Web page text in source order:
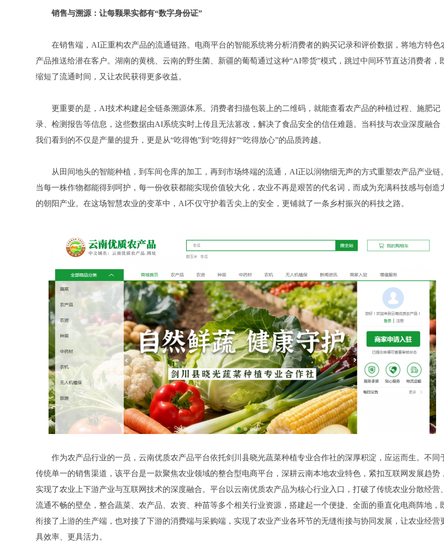
销售与溯源：让每颗果实都有“数字身份证”
在销售端，AI正重构农产品的流通链路。电商平台的智能系统将分析消费者的购买记录和评价数据，将地方特色
产品推送给潜在客户。湖南的黄桃、云南的野生菌、新疆的葡萄通过这种“AI带货”模式，跳过中间环节直达消费者，
缩短了流通时间，又让农民获得更多收益。
更重要的是，AI技术构建起全链条溯源体系。消费者扫描包装上的二维码，就能查看农产品的种植过程、施肥记
录、检测报告等信息，这些数据由AI系统实时上传且无法篡改，解决了食品安全的信任难题。当科技与农业深度融合
我们看到的不仅是产量的提升，更是从“吃得饱”到“吃得好”“吃得放心”的品质跨越。
从田间地头的智能种植，到车间仓库的加工，再到市场终端的流通，AI正以润物细无声的方式重塑农产品产业链。
当每一株作物都能得到呵护，每一份收获都能实现价值较大化，农业不再是艰苦的代名词，而成为充满科技感与创造
的朝阳产业。在这场智慧农业的变革中，AI不仅守护着舌尖上的安全，更铺就了一条乡村振兴的科技之路。
作为农产品行业的一员，云南优质农产品平台依托剑川县晓光蔬菜种植专业合作社的深厚积淀，应运而生。不同
传统单一的销售渠道，该平台是一款聚焦农业领域的整合型电商平台，深耕云南本地农业特色，紧扣互联网发展趋势，
实现了农业上下游产业与互联网技术的深度融合。平台以云南优质农产品为核心行业入口，打破了传统农业分散经营、
流通不畅的壁垒，整合蔬菜、农产品、农资、种苗等多个相关行业资源，搭建起一个便捷、全面的垂直化电商阵地，
衔接了上游的生产端，也对接了下游的消费端与采购端，实现了农业产业各环节的无缝衔接与协同发展，让农业经营
具效率、更具活力。